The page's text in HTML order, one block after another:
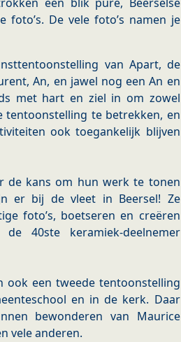
een blik pure, Beerselse
De vele foto’s namen je
van Apart, de
An, en jawel nog een An en
met hart en ziel in om zowel
tentoonstelling te betrekken, en
ook toegankelijk blijven
de kans om hun werk te tonen
er bij de vleet in Beersel! Ze
foto’s, boetseren en creëren
40ste keramiek-deelnemer
ook een tweede tentoonstelling
en in de kerk. Daar
bewonderen van Maurice
vele anderen.